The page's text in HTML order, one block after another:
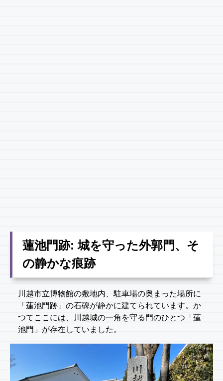
蓮池門跡: 城を守った外郭門、そ
の静かな痕跡
川越市立博物館の敷地内、駐車場の奥まった場所に
「蓮池門跡」の石碑が静かに建てられています。か
つてここには、川越城の一角を守る門のひとつ「蓮
池門」が存在していました。